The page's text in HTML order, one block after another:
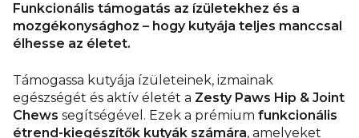
Cseh Köztársaság.
Funkcionális támogatás az ízületekhez és a
mozgékonysághoz – hogy kutyája teljes manccsal
élhesse az életet.
Támogassa kutyája ízületeinek, izmainak
egészségét és aktív életét a Zesty Paws Hip & Joint
Chews segítségével. Ezek a prémium funkcionális
étrend-kiegészítők kutyák számára, amelyeket